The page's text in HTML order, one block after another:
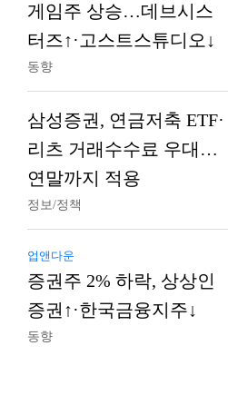
게임주 상승…데브시스
터즈↑·고스트스튜디오↓
동향
삼성증권, 연금저축 ETF·
리츠 거래수수료 우대…
연말까지 적용
정보/정책
업앤다운
증권주 2% 하락, 상상인
증권↑·한국금융지주↓
동향